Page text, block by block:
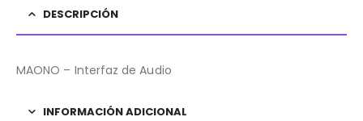
DESCRIPCIÓN
MAONO – Interfaz de Audio
INFORMACIÓN ADICIONAL